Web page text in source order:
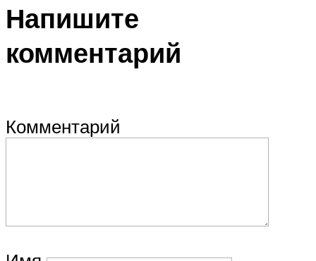
Напишите
комментарий
Комментарий